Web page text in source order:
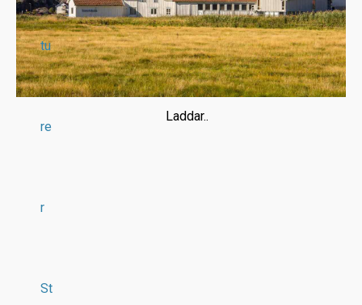
tu
re
r
St
Laddar..